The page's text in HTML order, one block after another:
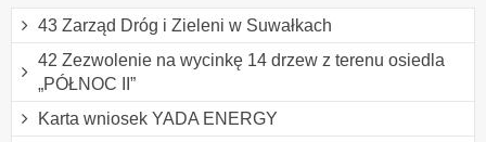
43 Zarząd Dróg i Zieleni w Suwałkach
42 Zezwolenie na wycinkę 14 drzew z terenu osiedla
„PÓŁNOC II”
Karta wniosek YADA ENERGY